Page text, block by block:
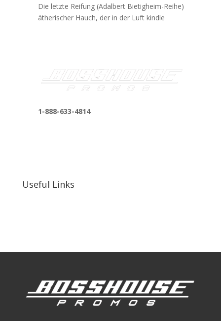
Die letzte Reifung (Adalbert Bietigheim-Reihe)
ätherischer Hauch, der in der Luft kindle
1-888-633-4814
Useful Links